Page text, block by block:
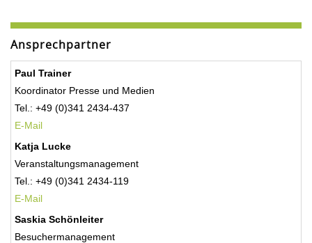
Ansprechpartner
Paul Trainer
Koordinator Presse und Medien
Tel.: +49 (0)341 2434-437
E-Mail
Katja Lucke
Veranstaltungsmanagement
Tel.: +49 (0)341 2434-119
E-Mail
Saskia Schönleiter
Besuchermanagement